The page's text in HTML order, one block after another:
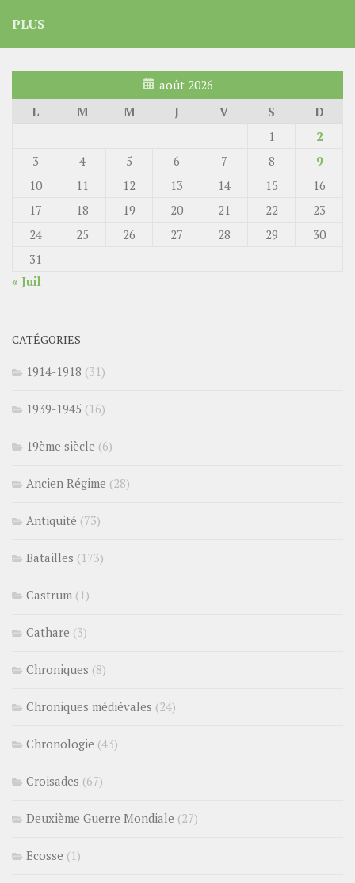
PLUS
août 2026
L
M M J V S
D
1
2
3
4 5 6 7 8
9
10
11 12 13 14 15
16
17
18 19 20 21 22
23
24
25 26 27 28 29
30
31
« Juil
CATÉGORIES
1914-1918 (31)
1939-1945 (16)
19ème siècle (6)
Ancien Régime (28)
Antiquité (73)
Batailles (173)
Castrum (1)
Cathare (3)
Chroniques (8)
Chroniques médiévales (24)
Chronologie (43)
Croisades (67)
Deuxième Guerre Mondiale (27)
Ecosse (1)